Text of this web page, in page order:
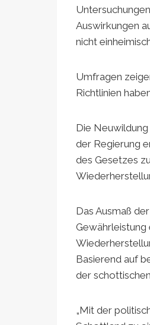
Auswirkungen
nicht
Umfragen
Richtlinien
Die
der Regierung
des Gesetzes
Das Ausmaß
Basierend auf
der
„Mit der